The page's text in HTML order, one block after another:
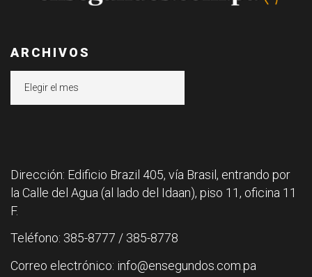
ARCHIVOS
Dirección: Edificio Brazil 405, vía Brasil, entrando por
la Calle del Agua (al lado del Idaan), piso 11, oficina 11
F.
Teléfono: 385-8777 / 385-8778
Correo electrónico: info@ensegundos.com.pa